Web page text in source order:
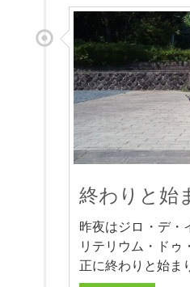
終わりと始
昨夜はジロ・デ・
リテリウム・ドゥ
正に終わりと始ま